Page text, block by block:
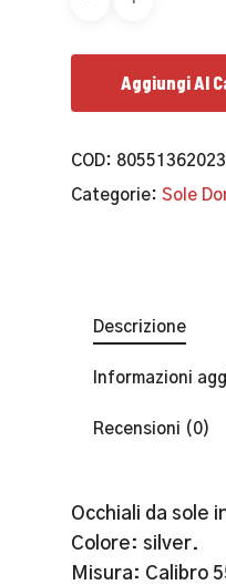
Aggiungi Al
COD:
Categorie: Sole
Descrizione
Informazioni
Recensioni (0)
Occhiali da sole
Colore: silver.
Misura: Calibro